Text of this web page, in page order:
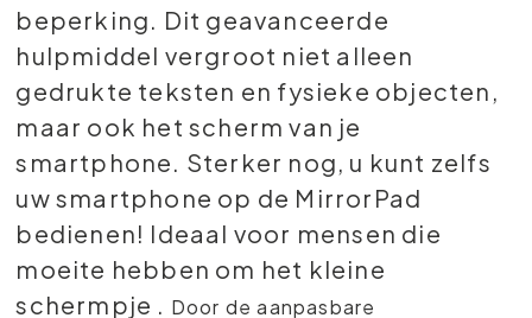
beperking. Dit geavanceerde
hulpmiddel vergroot niet alleen
gedrukte teksten en fysieke objecten,
maar ook het scherm van je
smartphone. Sterker nog, u kunt zelfs
uw smartphone op de MirrorPad
bedienen! Ideaal voor mensen die
moeite hebben om het kleine
schermpje . Door de aanpasbare